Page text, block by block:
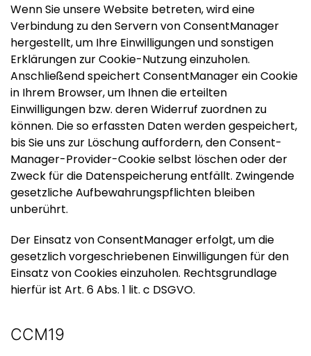
Wenn Sie unsere Website betreten, wird eine
Verbindung zu den Servern von ConsentManager
hergestellt, um Ihre Einwilligungen und sonstigen
Erklärungen zur Cookie-Nutzung einzuholen.
Anschließend speichert ConsentManager ein Cookie
in Ihrem Browser, um Ihnen die erteilten
Einwilligungen bzw. deren Widerruf zuordnen zu
können. Die so erfassten Daten werden gespeichert,
bis Sie uns zur Löschung auffordern, den Consent-
Manager-Provider-Cookie selbst löschen oder der
Zweck für die Datenspeicherung entfällt. Zwingende
gesetzliche Aufbewahrungspflichten bleiben
unberührt.
Der Einsatz von ConsentManager erfolgt, um die
gesetzlich vorgeschriebenen Einwilligungen für den
Einsatz von Cookies einzuholen. Rechtsgrundlage
hierfür ist Art. 6 Abs. 1 lit. c DSGVO.
CCM19